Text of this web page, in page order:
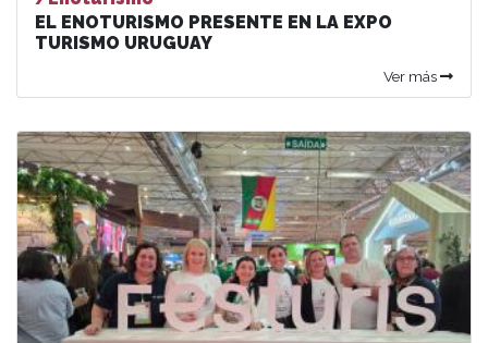
EL ENOTURISMO PRESENTE EN LA EXPO
TURISMO URUGUAY
Ver más